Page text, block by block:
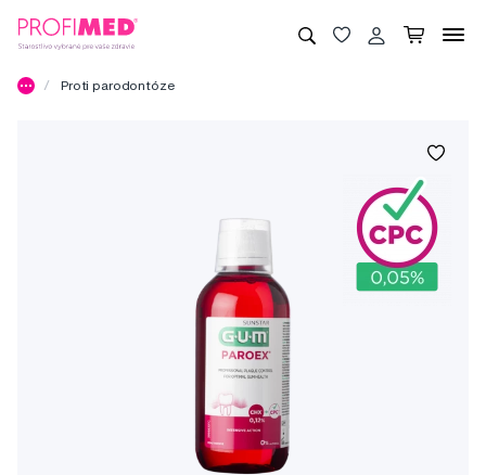
Proti parodontóze